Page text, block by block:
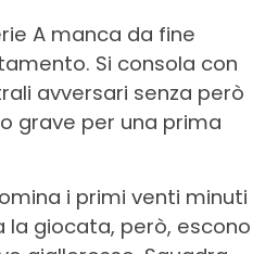
A manca da fine
Si consola con
avversari senza però
grave per una prima
i primi venti minuti
la giocata, però, escono